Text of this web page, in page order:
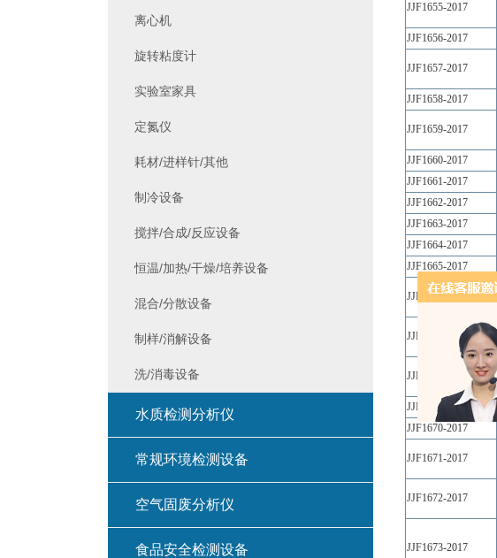
JJF1655-2017
JJF1656-2017
JJF1657-2017
JJF1658-2017
JJF1659-2017
JJF1660-2017
JJF1661-2017
JJF1662-2017
JJF1663-2017
JJF1664-2017
JJF1665-2017
JJF1666-2017
JJF1667-2017
JJF1668-2017
JJF1669-2017
JJF1670-2017
JJF1671-2017
JJF1672-2017
JJF1673-2017
离心机
旋转粘度计
实验室家具
定氮仪
耗材/进样针/其他
制冷设备
搅拌/合成/反应设备
恒温/加热/干燥/培养设备
混合/分散设备
制样/消解设备
洗/消毒设备
水质检测分析仪
常规环境检测设备
空气固废分析仪
食品安全检测设备